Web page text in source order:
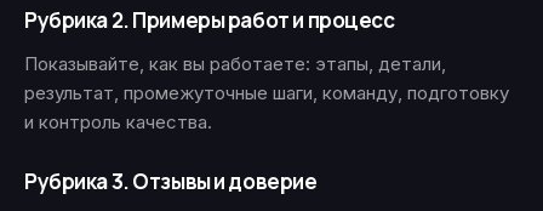
Рубрика 2. Примеры работ и процесс
Показывайте, как вы работаете: этапы, детали,
результат, промежуточные шаги, команду, подготовку
и контроль качества.
Рубрика 3. Отзывы и доверие